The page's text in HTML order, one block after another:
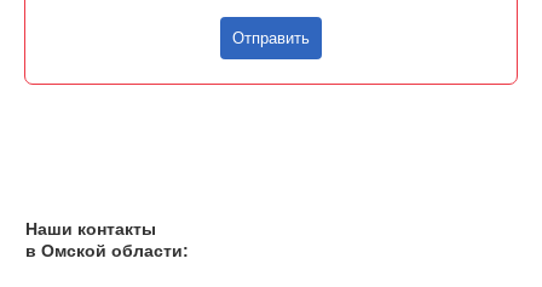
Отправить
Наши контакты
в Омской области: